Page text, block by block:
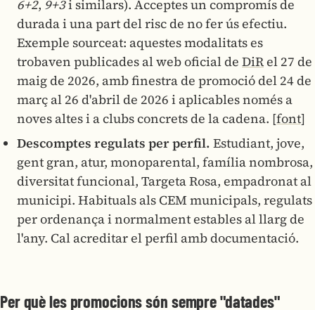
6+2, 9+3i similars). Acceptes un compromís de
durada i una part del risc de no fer ús efectiu.
Exemple sourceat: aquestes modalitats es
trobaven publicades al web oficial de DiRel 27 de
maig de 2026, amb finestra de promoció del 24 de
març al 26 d'abril de 2026 i aplicables només a
noves altes i a clubs concrets de la cadena. [font]
Descomptes regulats per perfil. Estudiant, jove,
gent gran, atur, monoparental, família nombrosa,
diversitat funcional, Targeta Rosa, empadronat al
municipi. Habituals als CEM municipals, regulats
per ordenança i normalment estables al llarg de
l'any. Cal acreditar el perfil amb documentació.
Per què les promocions són sempre "datades"